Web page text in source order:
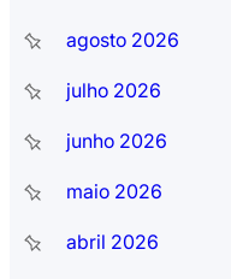
agosto 2026
julho 2026
junho 2026
maio 2026
abril 2026